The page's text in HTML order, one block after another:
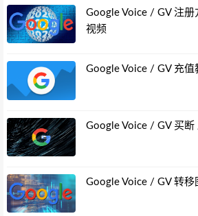
Google Voice / GV 注册
视频
Google Voice / GV 充值
Google Voice / GV 买
Google Voice / GV 转